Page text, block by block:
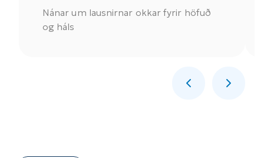
Nánar um lausnirnar okkar fyrir höfuð
og háls